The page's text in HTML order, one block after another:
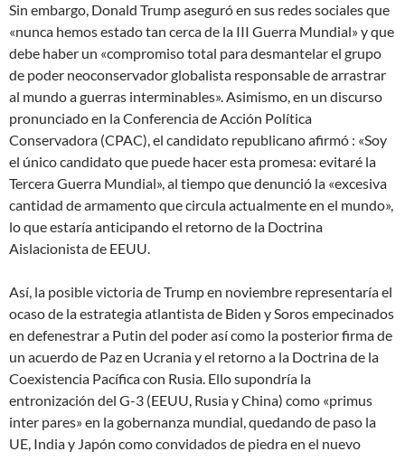
Sin embargo, Donald Trump aseguró en sus redes sociales que
«nunca hemos estado tan cerca de la III Guerra Mundial» y que
debe haber un «compromiso total para desmantelar el grupo
de poder neoconservador globalista responsable de arrastrar
al mundo a guerras interminables». Asimismo, en un discurso
pronunciado en la Conferencia de Acción Política
Conservadora (CPAC), el candidato republicano afirmó : «Soy
el único candidato que puede hacer esta promesa: evitaré la
Tercera Guerra Mundial», al tiempo que denunció la «excesiva
cantidad de armamento que circula actualmente en el mundo»,
lo que estaría anticipando el retorno de la Doctrina
Aislacionista de EEUU.
Así, la posible victoria de Trump en noviembre representaría el
ocaso de la estrategia atlantista de Biden y Soros empecinados
en defenestrar a Putin del poder así como la posterior firma de
un acuerdo de Paz en Ucrania y el retorno a la Doctrina de la
Coexistencia Pacífica con Rusia. Ello supondría la
entronización del G-3 (EEUU, Rusia y China) como «primus
inter pares» en la gobernanza mundial, quedando de paso la
UE, India y Japón como convidados de piedra en el nuevo